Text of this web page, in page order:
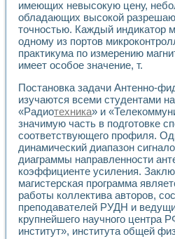
имеющих невысокую цену,
обладающих высокой
точностью. Каждый индикатор
одному из портов
практикума по измерению
имеет особое значение, т.
Постановка задачи Антенно-
изучаются всеми студентами
«Радиотехника» и
значимую часть в подготовке
соответствующего профиля.
динамический диапазон
диаграммы направленности
коэффициенте усиления.
магистерская программа
работы коллектива авторов,
преподавателей РУДН и
крупнейшего научного центра
институт», института общей